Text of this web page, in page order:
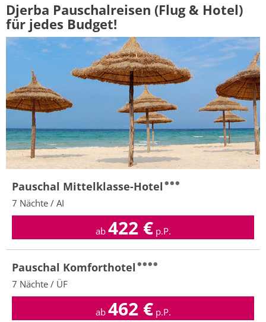
Djerba Pauschalreisen (Flug & Hotel)
für jedes Budget!
Pauschal Mittelklasse-Hotel
7 Nächte / AI
ab 422€ p.P.
Pauschal Komforthotel
7 Nächte / ÜF
ab 462€ p.P.